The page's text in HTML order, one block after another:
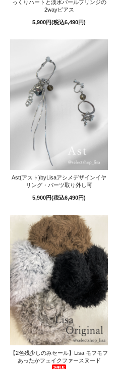
っくりハートと淡水パールフリンジの
2wayピアス
5,900円(税込6,490円)
Ast(アスト)byLisaアシメデザインイヤ
リング・パーツ取り外し可
5,900円(税込6,490円)
【2色残少しのみセール】Lisa モフモフ
あったかフェイクファースヌード